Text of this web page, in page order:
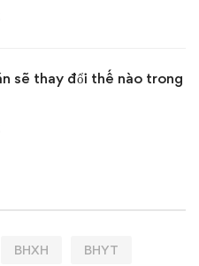
sẽ thay đổi thế nào trong
BHXH BHYT